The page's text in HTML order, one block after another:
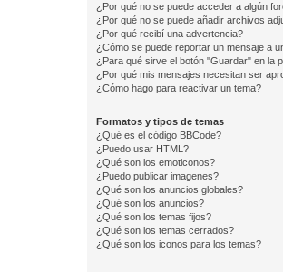
¿Por qué no se puede acceder a algún
¿Por qué no se puede añadir archivos
¿Por qué recibí una advertencia?
¿Cómo se puede reportar un mensaje a
¿Para qué sirve el botón "Guardar" en la
¿Por qué mis mensajes necesitan ser
¿Cómo hago para reactivar un tema?
Formatos y tipos de temas
¿Qué es el código BBCode?
¿Puedo usar HTML?
¿Qué son los emoticonos?
¿Puedo publicar imagenes?
¿Qué son los anuncios globales?
¿Qué son los anuncios?
¿Qué son los temas fijos?
¿Qué son los temas cerrados?
¿Qué son los iconos para los temas?